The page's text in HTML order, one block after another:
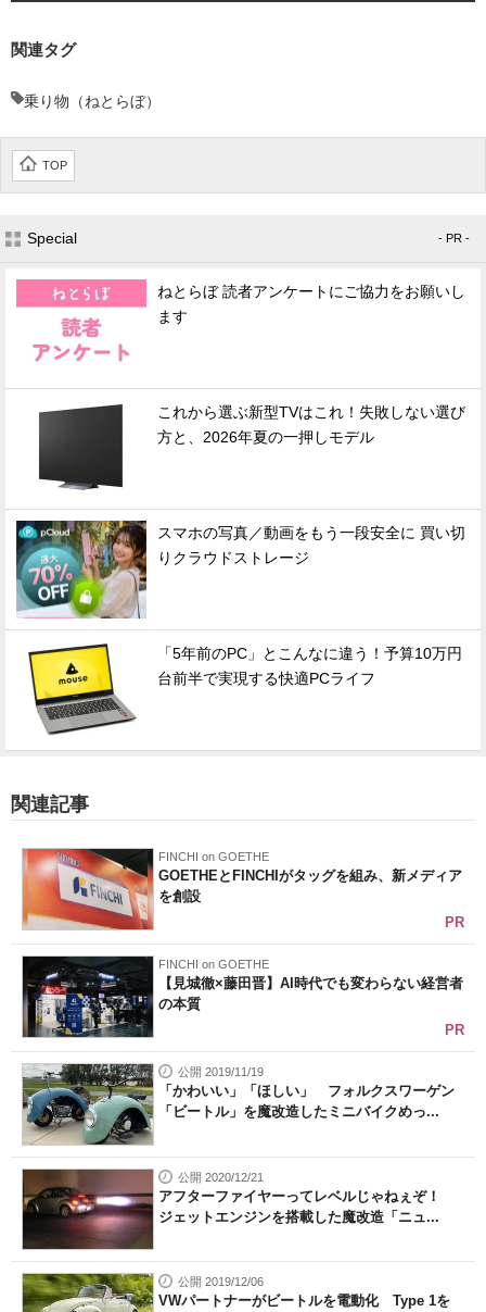
関連タグ
乗り物（ねとらぼ）
TOP
Special - PR -
ねとらぼ 読者アンケートにご協力をお願いし
ます
これから選ぶ新型TVはこれ！失敗しない選び
方と、2026年夏の一押しモデル
スマホの写真／動画をもう一段安全に 買い切
りクラウドストレージ
「5年前のPC」とこんなに違う！予算10万円
台前半で実現する快適PCライフ
関連記事
FINCHI on GOETHE
GOETHEとFINCHIがタッグを組み、新メディア
を創設
PR
FINCHI on GOETHE
【見城徹×藤田晋】AI時代でも変わらない経営者
の本質
PR
公開 2019/11/19
「かわいい」「ほしい」 フォルクスワーゲン
「ビートル」を魔改造したミニバイクめっ...
公開 2020/12/21
アフターファイヤーってレベルじゃねぇぞ！
ジェットエンジンを搭載した魔改造「ニュ...
公開 2019/12/06
VWパートナーがビートルを電動化 Type 1を